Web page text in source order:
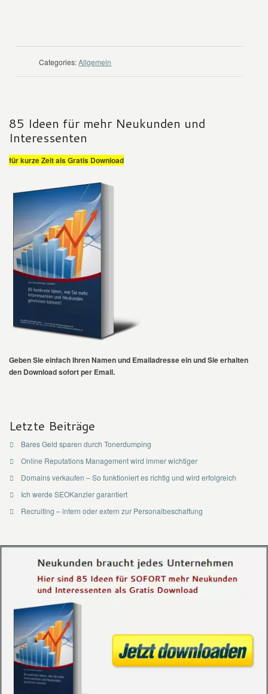
Categories: Allgemein
85 Ideen für mehr Neukunden und
Interessenten
für kurze Zeit als Gratis Download
Geben Sie einfach Ihren Namen und Emailadresse ein und Sie erhalten
den Download sofort per Email.
Letzte Beiträge
Bares Geld sparen durch Tonerdumping
Online Reputations Management wird immer wichtiger
Domains verkaufen – So funktioniert es richtig und wird erfolgreich
Ich werde SEOKanzler garantiert
Recruiting – intern oder extern zur Personalbeschaffung